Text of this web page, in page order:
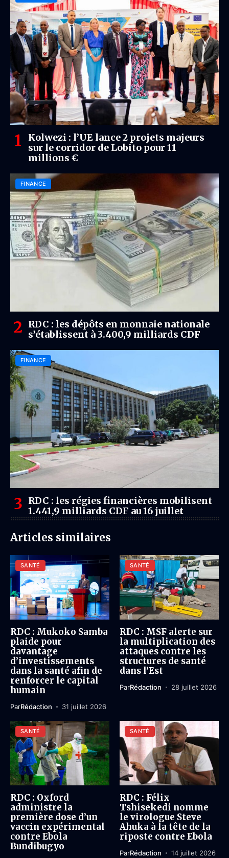
Kolwezi : l’UE lance 2 projets majeurs
sur le corridor de Lobito pour 11
millions €
FINANCE
RDC : les dépôts en monnaie nationale
s’établissent à 3.400,9 milliards CDF
FINANCE
RDC : les régies financières mobilisent
1.441,9 milliards CDF au 16 juillet
Articles similaires
SANTÉ
RDC : Mukoko Samba
plaide pour
davantage
d’investissements
dans la santé afin de
renforcer le capital
humain
ParRédaction 31 juillet 2026
SANTÉ
RDC : MSF alerte sur
la multiplication des
attaques contre les
structures de santé
dans l’Est
ParRédaction 28 juillet 2026
SANTÉ
RDC : Oxford
administre la
première dose d’un
vaccin expérimental
contre Ebola
Bundibugyo
SANTÉ
RDC : Félix
Tshisekedi nomme
le virologue Steve
Ahuka à la tête de la
riposte contre Ebola
ParRédaction 14 juillet 2026